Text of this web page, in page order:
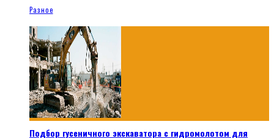
Разное
Подбор гусеничного экскаватора с гидромолотом для